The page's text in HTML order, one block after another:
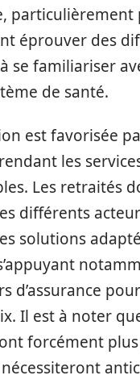
particulièrement
éprouver des
se familiariser
de santé.
est favorisée
les
Les retraités
différents
solutions
d’assurance
Il est à noter
forcément
nécessiteront